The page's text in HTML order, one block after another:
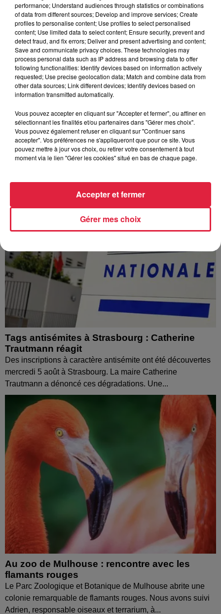
À Hoerdt, de l’eau brune sort des robinets
Depuis plusieurs jours, des habitants de Hoerdt ont vu de
l’eau brune s’écouler de leurs robinets. Face aux
nombreuses interrogations, la municipalité a pris...
Tags antisémites à Strasbourg : Catherine
Trautmann réagit
Des inscriptions à caractère antisémite ont été découvertes
mercredi 5 août à Strasbourg. La maire Catherine
Trautmann a dénoncé ces dégradations. Une...
Au zoo de Mulhouse : rencontre avec les
flamants rouges
Le Parc Zoologique et Botanique de Mulhouse abrite une
colonie remarquable de flamants rouges. Nous avons suivi
Adrien, responsable oiseaux et terrarium, à...
performance; Understand audiences through statistics or combinations
of data from different sources; Develop and improve services; Create
profiles to personalise content; Use profiles to select personalised
content; Use limited data to select content; Ensure security, prevent and
detect fraud, and fix errors; Deliver and present advertising and content;
Save and communicate privacy choices. These technologies may
process personal data such as IP address and browsing data to offer
following functionalities: Identify devices based on information actively
requested; Use precise geolocation data; Match and combine data from
other data sources; Link different devices; Identify devices based on
information transmitted automatically.
Vous pouvez accepter en cliquant sur "Accepter et fermer", ou affiner en
sélectionnant les finalités et/ou partenaires dans "Gérer mes choix".
Vous pouvez également refuser en cliquant sur "Continuer sans
accepter". Vos préférences ne s'appliqueront que pour ce site. Vous
pouvez mettre à jour vos choix, ou retirer votre consentement à tout
moment via le lien "Gérer les cookies" situé en bas de chaque page.
Gérer mes choix
Accepter et fermer